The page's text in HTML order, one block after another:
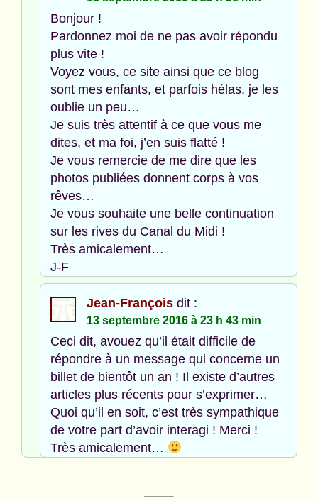
Bonjour !
Pardonnez moi de ne pas avoir répondu
plus vite !
Voyez vous, ce site ainsi que ce blog
sont mes enfants, et parfois hélas, je les
oublie un peu…
Je suis très attentif à ce que vous me
dites, et ma foi, j’en suis flatté !
Je vous remercie de me dire que les
photos publiées donnent corps à vos
rêves…
Je vous souhaite une belle continuation
sur les rives du Canal du Midi !
Très amicalement…
J-F
Jean-François dit :
13 septembre 2016 à 23 h 43 min
Ceci dit, avouez qu’il était difficile de
répondre à un message qui concerne un
billet de bientôt un an ! Il existe d’autres
articles plus récents pour s’exprimer…
Quoi qu’il en soit, c’est très sympathique
de votre part d’avoir interagi ! Merci !
Très amicalement…